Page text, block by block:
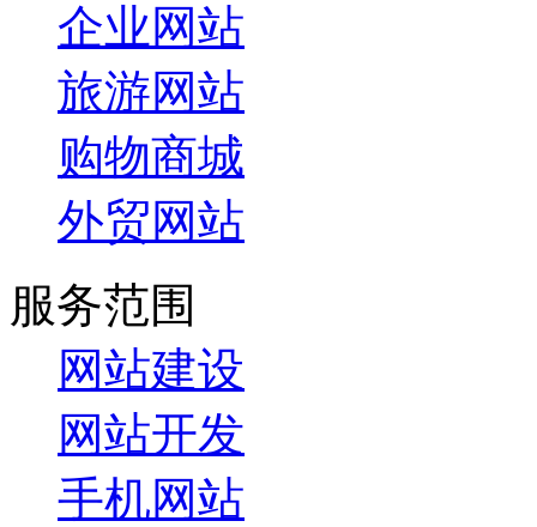
企业网站
旅游网站
购物商城
外贸网站
服务范围
网站建设
网站开发
手机网站